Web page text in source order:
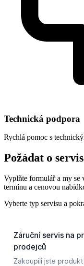
Technická podpora
Rychlá pomoc s
Požádat o servis
Vyplňte formulář a my se
termínu a cenovou
Vyberte typ servisu a